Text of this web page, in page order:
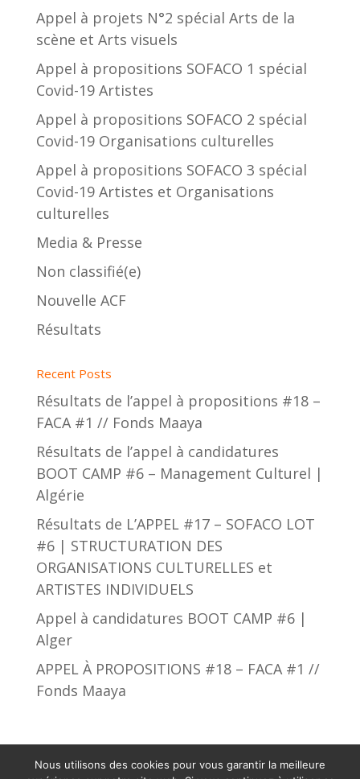
Appel à projets N°2 spécial Arts de la
scène et Arts visuels
Appel à propositions SOFACO 1 spécial
Covid-19 Artistes
Appel à propositions SOFACO 2 spécial
Covid-19 Organisations culturelles
Appel à propositions SOFACO 3 spécial
Covid-19 Artistes et Organisations
culturelles
Media & Presse
Non classifié(e)
Nouvelle ACF
Résultats
Recent Posts
Résultats de l’appel à propositions #18 –
FACA #1 // Fonds Maaya
Résultats de l’appel à candidatures
BOOT CAMP #6 – Management Culturel |
Algérie
Résultats de L’APPEL #17 – SOFACO LOT
#6 | STRUCTURATION DES
ORGANISATIONS CULTURELLES et
ARTISTES INDIVIDUELS
Appel à candidatures BOOT CAMP #6 |
Alger
APPEL À PROPOSITIONS #18 – FACA #1 //
Fonds Maaya
Nous utilisons des cookies pour vous garantir la meilleure